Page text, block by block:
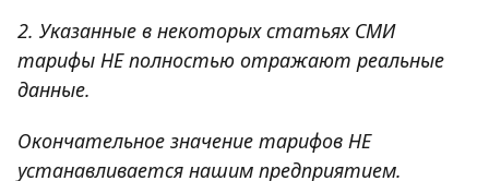
2. Указанные в некоторых статьях СМИ
тарифы НЕ полностью отражают реальные
данные.
Окончательное значение тарифов НЕ
устанавливается нашим предприятием.